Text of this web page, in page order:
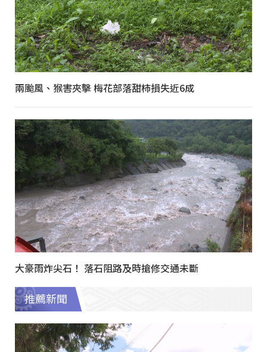
兩颱風、猴害夾擊 梅花部落甜柿損失近6成
大豪雨炸尖石！ 落石阻路及時搶修交通未斷
推薦新聞